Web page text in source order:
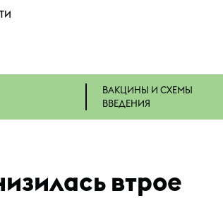
ВАКЦИНЫ И СХЕМЫ
ВВЕДЕНИЯ
втрое